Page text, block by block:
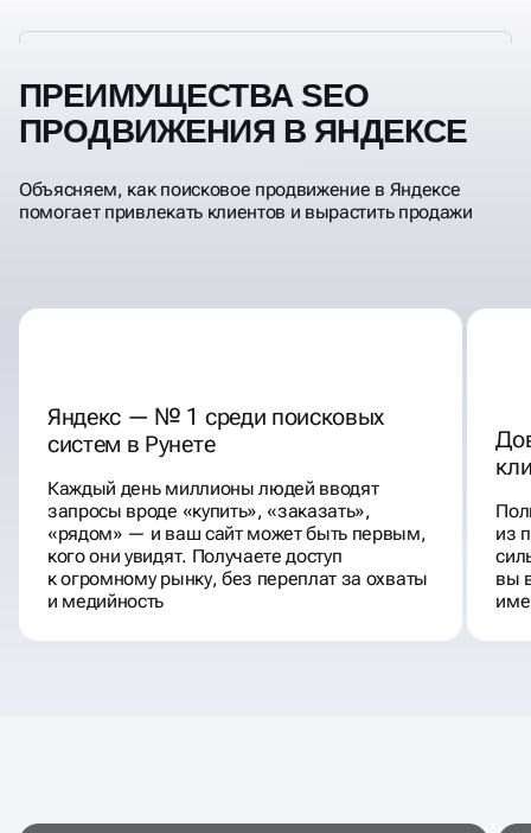
ПРЕИМУЩЕСТВА SEO
ПРОДВИЖЕНИЯ В ЯНДЕКСЕ
Объясняем, как поисковое продвижение в Яндексе
помогает привлекать клиентов и вырастить продажи
Яндекс — № 1 среди поисковых
систем в Рунете
Каждый день миллионы людей вводят
запросы вроде «купить», «заказать»,
«рядом» — и ваш сайт может быть первым,
кого они увидят. Получаете доступ
к огромному рынку, без переплат за охваты
и медийность
из
вы